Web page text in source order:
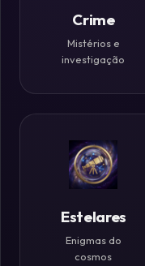
Ótica
Desafios
Crime
Mistérios e
investigação
Estelares
Enigmas do
cosmos